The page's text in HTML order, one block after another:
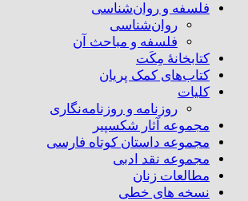
فلسفه و روان‌شناسی
روان‌شناسی
فلسفه و مباحث آن
کتابخانۀ مِکَت
کتاب‌های کمک پریان
کلیات
روزنامه و روزنامه‌نگاری
مجموعه آثار شکسپیر
مجموعه داستان کوتاه فارسی
مجموعه نقد ادبی
مطالعات زنان
نسخه های خطی